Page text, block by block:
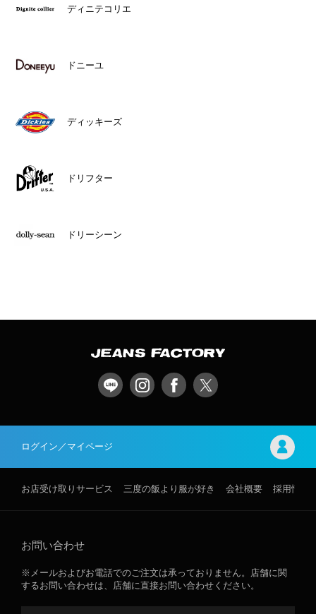
ディニテコリエ
ドニーユ
ディッキーズ
ドリフター
ドリーシーン
ログイン／マイページ
お店受け取りサービス 三度の飯より服が好き 会社概要 採用情報
お問い合わせ
※メールおよびお電話でのご注文は承っておりません。店舗に関
するお問い合わせは、店舗に直接お問い合わせください。